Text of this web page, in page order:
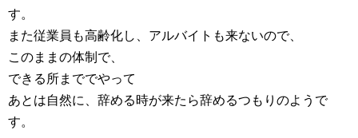
す。
また従業員も高齢化し、アルバイトも来ないので、
このままの体制で、
できる所まででやって
あとは自然に、辞める時が来たら辞めるつもりのようで
す。